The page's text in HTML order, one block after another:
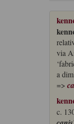
via
a
=>
c.